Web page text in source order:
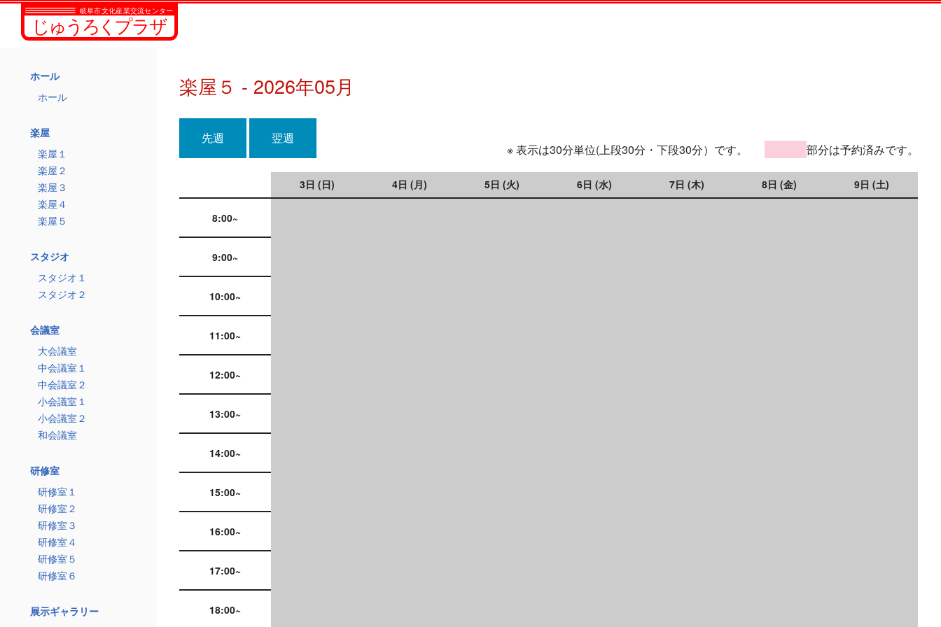
ホール
ホール
楽屋
楽屋１
楽屋２
楽屋３
楽屋４
楽屋５
スタジオ
スタジオ１
スタジオ２
会議室
大会議室
中会議室１
中会議室２
小会議室１
小会議室２
和会議室
研修室
研修室１
研修室２
研修室３
研修室４
研修室５
研修室６
展示ギャラリー
楽屋５ - 2026年05月
先週 翌週
※ 表示は30分単位(上段30分・下段30分）です。 部分は予約済みです。
3日 (日) 4日 (月) 5日 (火) 6日 (水) 7日 (木) 8日 (金) 9日 (土)
8:00~
9:00~
10:00~
11:00~
12:00~
13:00~
14:00~
15:00~
16:00~
17:00~
18:00~